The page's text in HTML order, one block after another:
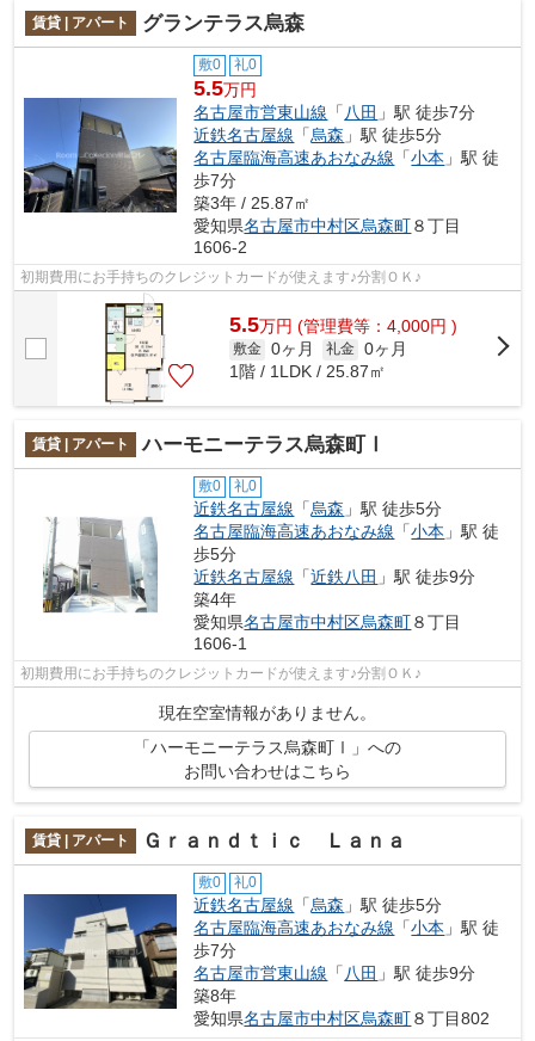
賃貸 | アパート グランテラス烏森
敷0 礼0
5.5万円
名古屋市営東山線 「 八田 」駅 徒歩7分
近鉄名古屋線 「烏森 」駅 徒歩5分
名古屋臨海高速あおなみ線 「小本 」駅 徒
歩7分
築3年 / 25.87㎡
愛知県名古屋市中村区烏森町８丁目
1606-2
初期費用にお手持ちのクレジットカードが使えます♪分割ＯＫ♪
5.5万円 (管理費等：4,000円 )
敷金 0ヶ月 礼金 0ヶ月
1階 / 1LDK / 25.87㎡
賃貸 | アパート ハーモニーテラス烏森町Ⅰ
敷0 礼0
近鉄名古屋線 「烏森 」駅 徒歩5分
名古屋臨海高速あおなみ線 「小本 」駅 徒
歩5分
近鉄名古屋線 「近鉄八田 」駅 徒歩9分
築4年
愛知県名古屋市中村区烏森町８丁目
1606-1
初期費用にお手持ちのクレジットカードが使えます♪分割ＯＫ♪
現在空室情報がありません。
「ハーモニーテラス烏森町Ⅰ」への
お問い合わせはこちら
賃貸 | アパート Ｇｒａｎｄｔｉｃ Ｌａｎａ
敷0 礼0
近鉄名古屋線 「烏森 」駅 徒歩5分
名古屋臨海高速あおなみ線 「小本 」駅 徒
歩7分
名古屋市営東山線 「八田 」駅 徒歩9分
築8年
愛知県名古屋市中村区烏森町８丁目802